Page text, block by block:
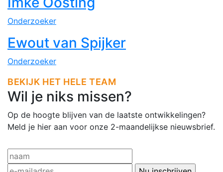
Onderzoeker
Ewout van Spijker
Onderzoeker
BEKIJK HET HELE TEAM
Wil je niks missen?
Op de hoogte blijven van de laatste ontwikkelingen?
Meld je hier aan voor onze 2-maandelijkse nieuwsbrief.